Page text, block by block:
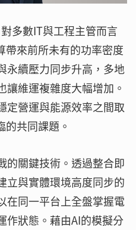
多數IT與工程主管而言
帶來前所未有的功率密度
永續壓力同步升高，多地
讓維運複雜度大幅增加。
定營運與能源效率之間取
共同課題。
的關鍵技術。透過整合即
立與實體環境高度同步的
在同一平台上全盤掌握電
作狀態。藉由AI的模擬分